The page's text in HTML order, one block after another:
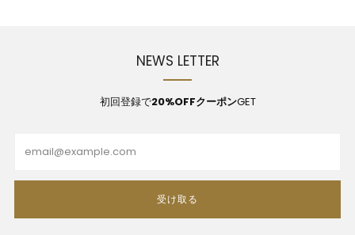
NEWS LETTER
初回登録で20%OFFクーポンGET
受け取る